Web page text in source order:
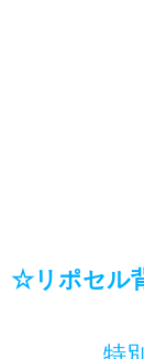
☆リポセル
特別キ